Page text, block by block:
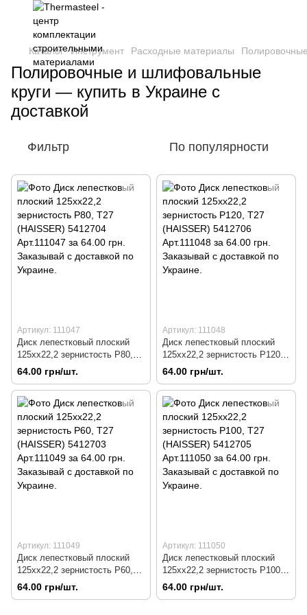
Каталог Инструмент Расходные материалы
Полировочные и шлифовальные
круги — купить в Украине с
доставкой
Фильтр По популярности
Артикул: 111047
Диск лепестковый плоский
125хх22,2 зернистость P80,
Т27 (HAISSER) 5412704
Арт.111047
64.00 грн/шт.
Артикул: 111048
Диск лепестковый плоский
125хх22,2 зернистость P120,
Т27 (HAISSER) 5412706
Арт.111048
64.00 грн/шт.
Артикул: 111049
Диск лепестковый плоский
125хх22,2 зернистость P60,
Т27 (HAISSER) 5412703
Арт.111049
64.00 грн/шт.
Артикул: 111050
Диск лепестковый плоский
125хх22,2 зернистость P100,
Т27 (HAISSER) 5412705
Арт.111050
64.00 грн/шт.